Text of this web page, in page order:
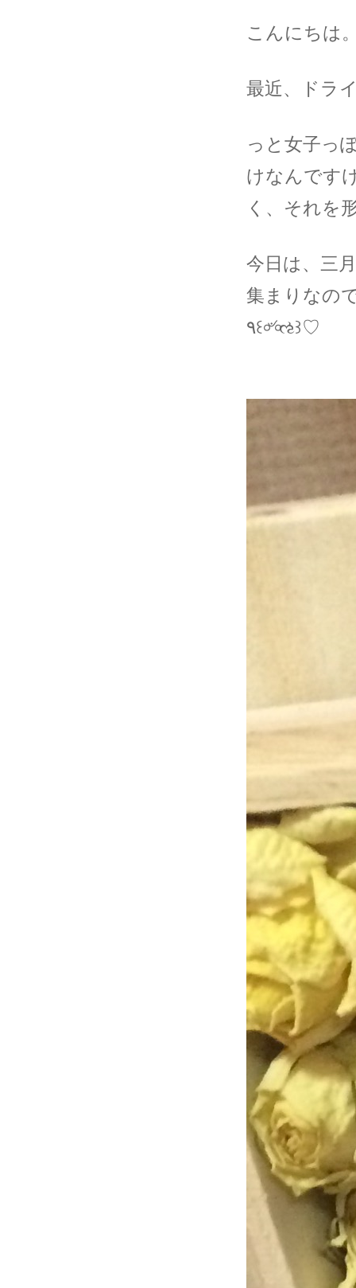
こんにちは
最近、ドラ
っと女子っ
けなんです
く、それを
今日は、三
集まりなの
٩꒰৹৺৹ઌ꒱♡